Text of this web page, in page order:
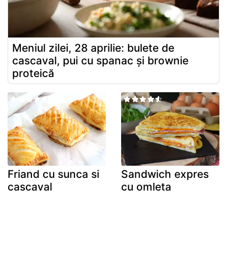
Meniul zilei, 28 aprilie: bulete de
cascaval, pui cu spanac și brownie
proteică
Friand cu sunca si
cascaval
Sandwich expres
cu omleta